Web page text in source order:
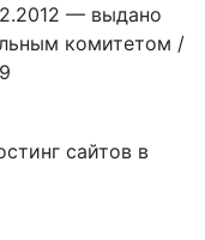
— выдано
комитетом /
сайтов в